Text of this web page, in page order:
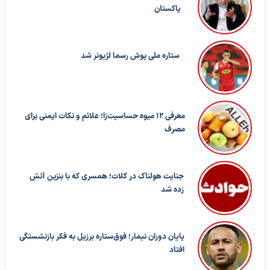
پاکستان
ستاره ملی پوش رسما لژیونر شد
معرفی ۱۲ میوه حساسیت‌زا؛ علائم و نکات ایمنی برای
مصرف
جنایت هولناک در کلات؛ همسری که با بنزین آتش
زده شد
پایان دوران نیمار؛ فوق‌ستاره برزیل به فکر بازنشستگی
افتاد